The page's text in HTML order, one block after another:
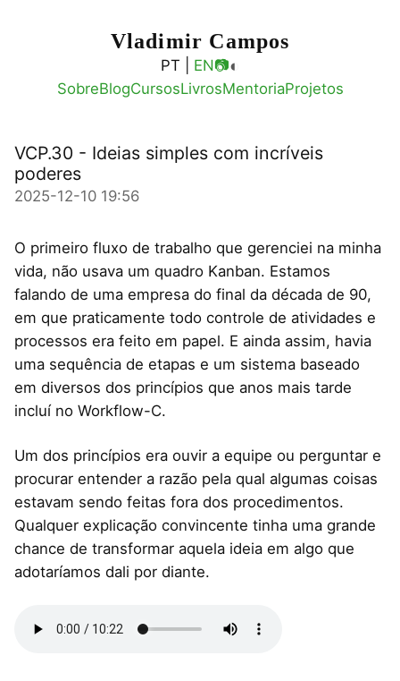
Vladimir Campos
PT | EN📷◐
SobreBlogCursosLivrosMentoriaProjetos
VCP.30 - Ideias simples com incríveis
poderes
2025-12-10 19:56
O primeiro fluxo de trabalho que gerenciei na minha
vida, não usava um quadro Kanban. Estamos
falando de uma empresa do final da década de 90,
em que praticamente todo controle de atividades e
processos era feito em papel. E ainda assim, havia
uma sequência de etapas e um sistema baseado
em diversos dos princípios que anos mais tarde
incluí no Workflow-C.
Um dos princípios era ouvir a equipe ou perguntar e
procurar entender a razão pela qual algumas coisas
estavam sendo feitas fora dos procedimentos.
Qualquer explicação convincente tinha uma grande
chance de transformar aquela ideia em algo que
adotaríamos dali por diante.